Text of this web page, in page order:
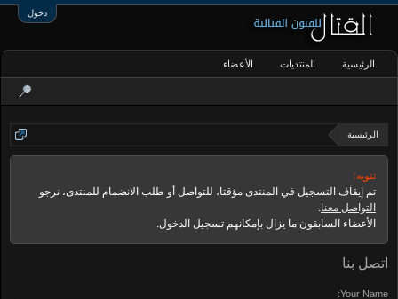
دخول
الرئيسية
تنويه:
تم إيقاف التسجيل في المنتدى مؤقتا، للتواصل أو طلب الانضمام للمنتدى، نرجو
التواصل معنا.
الأعضاء السابقون ما يزال بإمكانهم تسجيل الدخول.
اتصل بنا
Your Name:
الرئيسية المنتديات الأعضاء